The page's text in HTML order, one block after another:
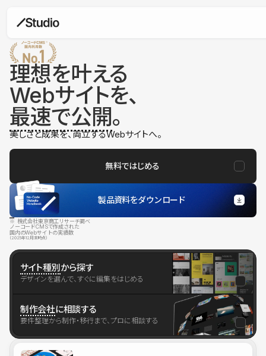
理想を叶える
Webサイトを、
最速で公開。
美しさと成果を、両立するWebサイトへ。
無料ではじめる
製品資料をダウンロード
※ 株式会社東京商工リサーチ調べ
ノーコードCMSで作成された
国内のWebサイトの実績数
（2025年12月末時点）
サイト種別から探す
デザインを選んで、すぐに編集をはじめる
制作会社に相談する
要件整理から制作・移行まで、プロに相談する